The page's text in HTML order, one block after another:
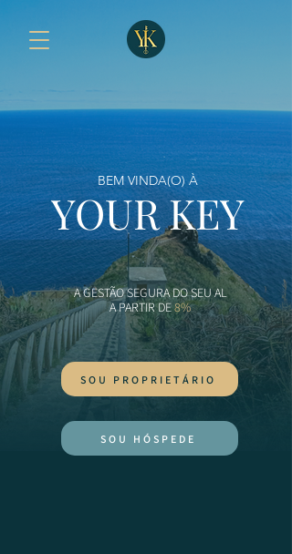
BEM VINDA(O) À
YOUR KEY
A GESTÃO SEGURA DO SEU AL
A PARTIR DE8%
SOU PROPRIETÁRIO
SOU HÓSPEDE